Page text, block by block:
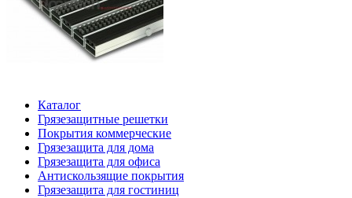
Каталог
Грязезащитные решетки
Покрытия коммерческие
Грязезащита для дома
Грязезащита для офиса
Антискользящие покрытия
Грязезащита для гостиниц